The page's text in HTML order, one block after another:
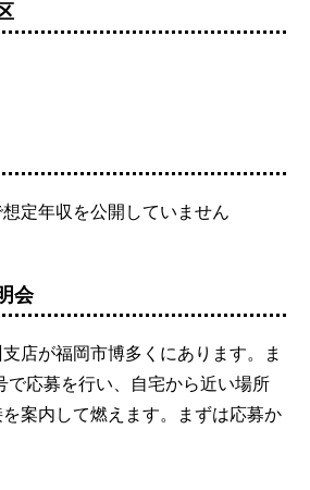
定年収を公開していません
会
店が福岡市博多くにあります。ま
で応募を行い、自宅から近い場所
案内して燃えます。まずは応募か